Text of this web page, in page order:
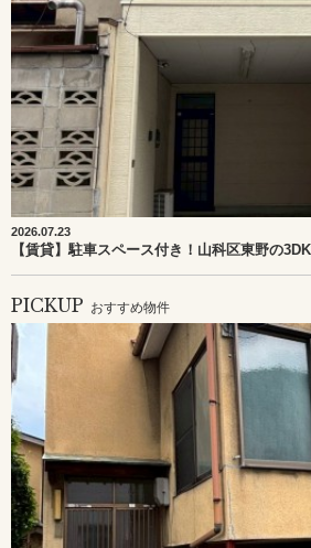
2026.07.23
【賃貸】駐車スペース付き！山科区東野の
PICKUP おすすめ物件